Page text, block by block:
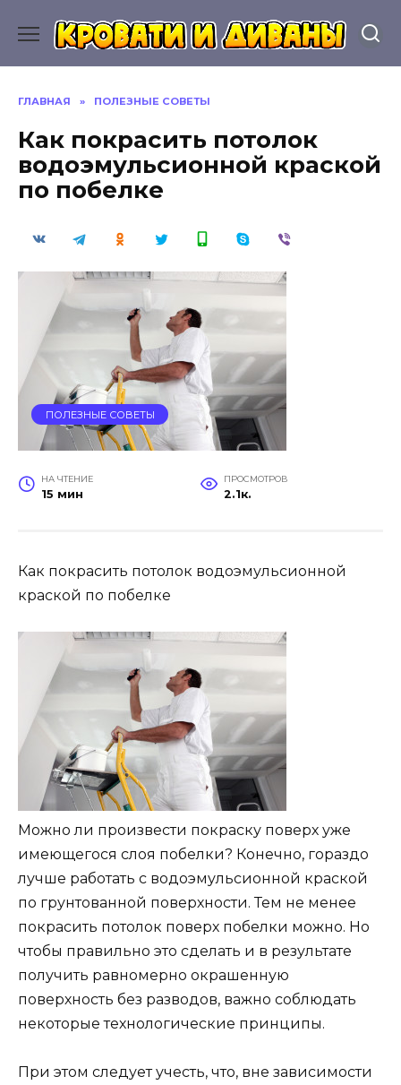
содержанию
ГЛАВНАЯ » ПОЛЕЗНЫЕ СОВЕТЫ
Как покрасить потолок
водоэмульсионной краской
по побелке
ПОЛЕЗНЫЕ СОВЕТЫ
НА ЧТЕНИЕ
15 мин
ПРОСМОТРОВ
2.1к.
Как покрасить потолок водоэмульсионной
краской по побелке
Можно ли произвести покраску поверх уже
имеющегося слоя побелки? Конечно, гораздо
лучше работать с водоэмульсионной краской
по грунтованной поверхности. Тем не менее
покрасить потолок поверх побелки можно. Но
чтобы правильно это сделать и в результате
получить равномерно окрашенную
поверхность без разводов, важно соблюдать
некоторые технологические принципы.
При этом следует учесть, что, вне зависимости